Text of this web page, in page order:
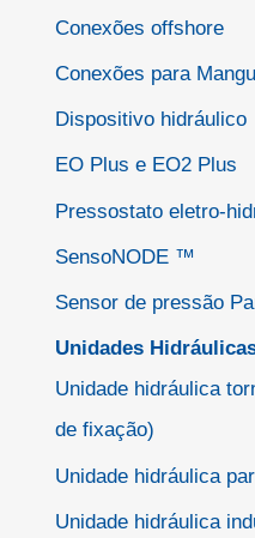
Conexões offshore
Conexões para
Dispositivo hidráulico
EO Plus e EO2 Plus
Pressostato eletro-
SensoNODE ™
Sensor de pressão
Unidades
Unidade hidráulica
de fixação)
Unidade hidráulica
Unidade hidráulica